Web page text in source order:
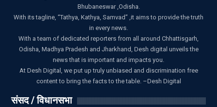
Bhubaneswar ,Odisha.
With its tagline, “Tathya, Kathya, Samvad” ,it aims to provide the truth
in every news.
With a team of dedicated reporters from all around Chhattisgarh,
Odisha, Madhya Pradesh and Jharkhand, Desh digital unveils the
news that is important and impacts you.
At Desh Digital, we put up truly unbiased and discrimination free
content to bring the facts to the table. –Desh Digital
संसद / विधानसभा